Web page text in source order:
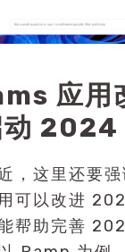
应用
动 2024
，这里还要
可以改进
帮助完善